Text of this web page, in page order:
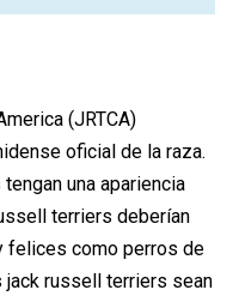
(JRTCA)
oficial de la raza.
una apariencia
terriers deberían
felices como perros de
jack russell terriers sean